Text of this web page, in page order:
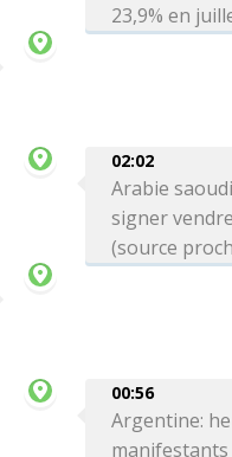
23,9% en
02:02
Arabie
signer
(source
00:56
Argentine: